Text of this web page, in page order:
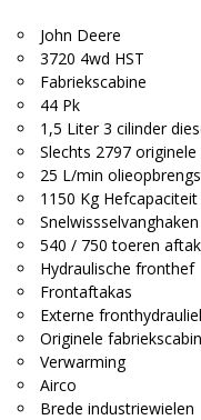
John Deere
3720 4wd HST
Fabriekscabine
44 Pk
1,5 Liter 3 cilinder
Slechts 2797
25 L/min
1150 Kg Hefcapaciteit
540 / 750 toeren
Hydraulische fronthef
Frontaftakas
Externe
Originele
Verwarming
Airco
Brede industriewielen